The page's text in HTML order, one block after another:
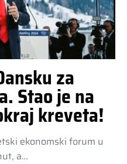
za
Stao je na
kreveta!
ekonomski forum u
a…